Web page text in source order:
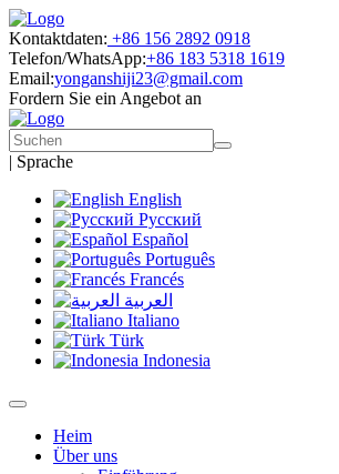
Kontaktdaten: +86 156 2892 0918
Telefon/WhatsApp:+86 183 5318 1619
Email:yonganshiji23@gmail.com
Fordern Sie ein Angebot an
| Sprache
English
Русский
Español
Português
Francés
العربية
Italiano
Türk
Indonesia
Heim
Über uns